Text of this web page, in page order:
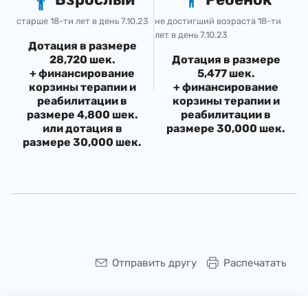
​​​старше 18-ти лет в день 7.10.23
Дотация в размере
28,720 шек.
+ финансирование
корзины терапии и
реабилитации в
размере 4,800 шек.
или дотация в
размере 30,000 шек.
​​не достигший возраста 18-ти
лет в день 7.10.23
Дотация в размере
5,477 шек.
+ финансирование
корзины терапии и
реабилитации в
размере 30,000 шек.
Распечатать
Отправить другу